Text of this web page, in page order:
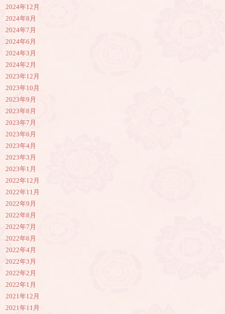
2024年12月
2024年8月
2024年7月
2024年6月
2024年3月
2024年2月
2023年12月
2023年10月
2023年9月
2023年8月
2023年7月
2023年6月
2023年4月
2023年3月
2023年1月
2022年12月
2022年11月
2022年9月
2022年8月
2022年7月
2022年6月
2022年4月
2022年3月
2022年2月
2022年1月
2021年12月
2021年11月